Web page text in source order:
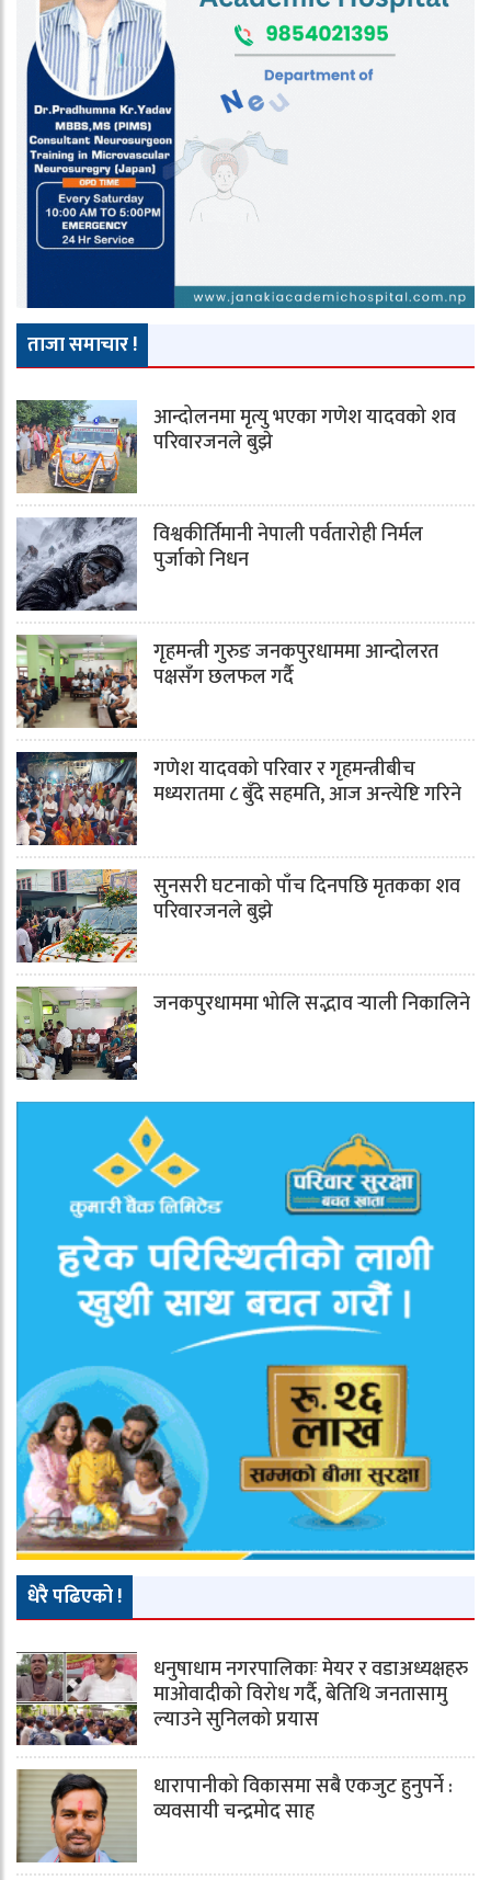
ताजा समाचार !
आन्दोलनमा मृत्यु भएका गणेश यादवको शव
परिवारजनले बुझे
विश्वकीर्तिमानी नेपाली पर्वतारोही निर्मल
पुर्जाको निधन
गृहमन्त्री गुरुङ जनकपुरधाममा आन्दोलरत
पक्षसँग छलफल गर्दै
गणेश यादवको परिवार र गृहमन्त्रीबीच
मध्यरातमा ८ बुँदे सहमति, आज अन्त्येष्टि गरिने
सुनसरी घटनाको पाँच दिनपछि मृतकका शव
परिवारजनले बुझे
जनकपुरधाममा भोलि सद्भाव र्‍याली निकालिने
धेरै पढिएको !
धनुषाधाम नगरपालिकाः मेयर र वडाअध्यक्षहरु
माओवादीको विरोध गर्दै, बेतिथि जनतासामु
ल्याउने सुनिलको प्रयास
धारापानीको विकासमा सबै एकजुट हुनुपर्ने :
व्यवसायी चन्द्रमोद साह